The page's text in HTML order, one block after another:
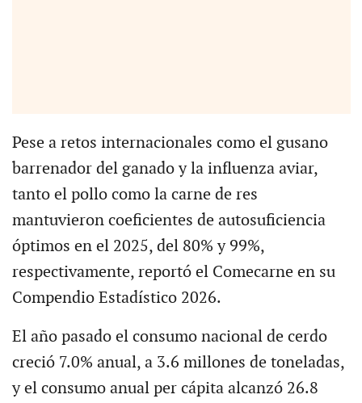
Pese a retos internacionales como el gusano
barrenador del ganado y la influenza aviar,
tanto el pollo como la carne de res
mantuvieron coeficientes de autosuficiencia
óptimos en el 2025, del 80% y 99%,
respectivamente, reportó el Comecarne en su
Compendio Estadístico 2026.
El año pasado el consumo nacional de cerdo
creció 7.0% anual, a 3.6 millones de toneladas,
y el consumo anual per cápita alcanzó 26.8